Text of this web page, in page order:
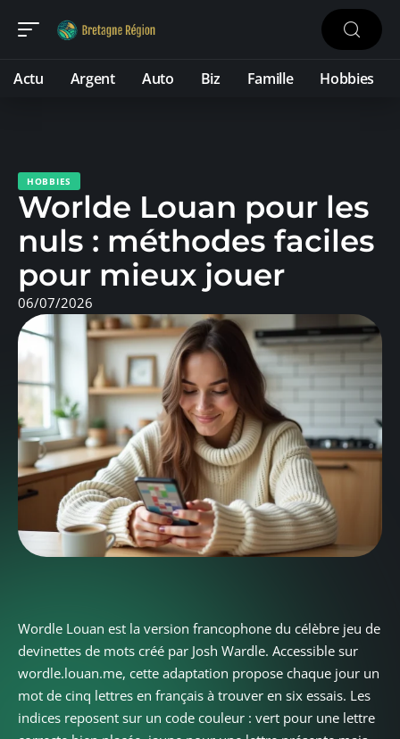
Actu Argent Auto Biz Famille Hobbies
HOBBIES
Worlde Louan pour les
nuls : méthodes faciles
pour mieux jouer
06/07/2026
Wordle Louan est la version francophone du célèbre jeu de
devinettes de mots créé par Josh Wardle. Accessible sur
wordle.louan.me, cette adaptation propose chaque jour un
mot de cinq lettres en français à trouver en six essais. Les
indices reposent sur un code couleur : vert pour une lettre